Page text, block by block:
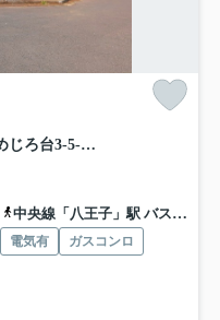
『八王子市新築戸建て』八王子市めじろ台3-5-1【仲介手数料無料】
中央線「八王子」駅 バス24分 「三田」 停歩6分
電気有
ガスコンロ